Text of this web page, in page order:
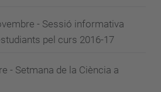
- Sessió informativa
pel curs 2016-17
- Setmana de la Ciència a